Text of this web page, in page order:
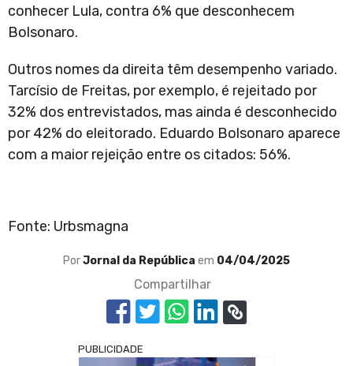
conhecer Lula, contra 6% que desconhecem
Bolsonaro.
Outros nomes da direita têm desempenho variado.
Tarcísio de Freitas, por exemplo, é rejeitado por
32% dos entrevistados, mas ainda é desconhecido
por 42% do eleitorado. Eduardo Bolsonaro aparece
com a maior rejeição entre os citados: 56%.
Fonte: Urbsmagna
PorJornal da República em 04/04/2025
Compartilhar
PUBLICIDADE